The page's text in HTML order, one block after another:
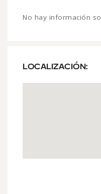
No hay información
LOCALIZACIÓN: